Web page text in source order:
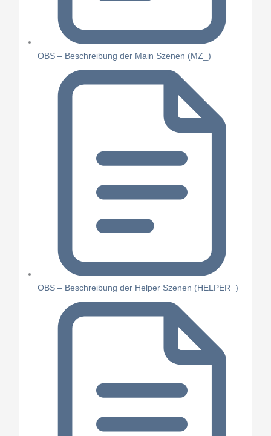
OBS – Beschreibung der Main Szenen (MZ_)
OBS – Beschreibung der Helper Szenen (HELPER_)